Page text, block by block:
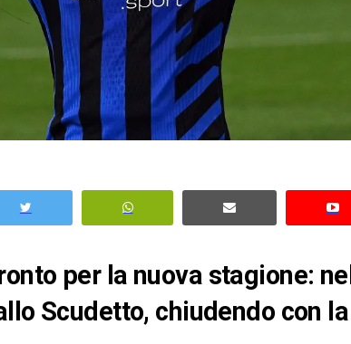
per la nuova stagione:
Scudetto, chiudendo con